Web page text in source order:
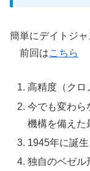
簡単にデイトジ
前回はこちら
高精度（クロ
今でも変わら
機構を備えた
1945年に誕
独自のベゼル